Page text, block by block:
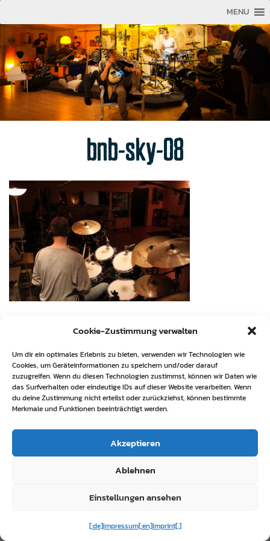
Cookie-Zustimmung verwalten
Um dir ein optimales Erlebnis zu bieten, verwenden wir Technologien wie
Cookies, um Geräteinformationen zu speichern und/oder darauf
zuzugreifen. Wenn du diesen Technologien zustimmst, können wir Daten wie
das Surfverhalten oder eindeutige IDs auf dieser Website verarbeiten. Wenn
du deine Zustimmung nicht erteilst oder zurückziehst, können bestimmte
Merkmale und Funktionen beeinträchtigt werden.
Akzeptieren
Ablehnen
Einstellungen ansehen
[:de]Impressum[:en]Imprint[:]
MENU
bnb-sky-08